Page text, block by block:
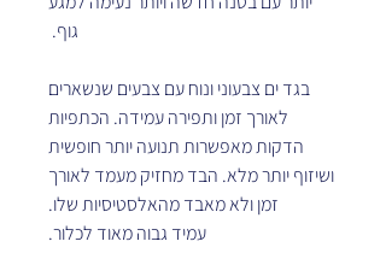
גוף.
בגד ים צבעוני ונוח עם צבעים שנשארים
לאורך זמן ותפירה עמידה. הכתפיות
הדקות מאפשרות תנועה יותר חופשית
ושיזוף יותר מלא. הבד מחזיק מעמד לאורך
זמן ולא מאבד מהאלסטיסיות שלו.
עמיד גבוה מאוד לכלור.